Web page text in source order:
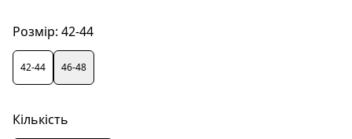
Розмір: 42-44
42-44 46-48
Кількість